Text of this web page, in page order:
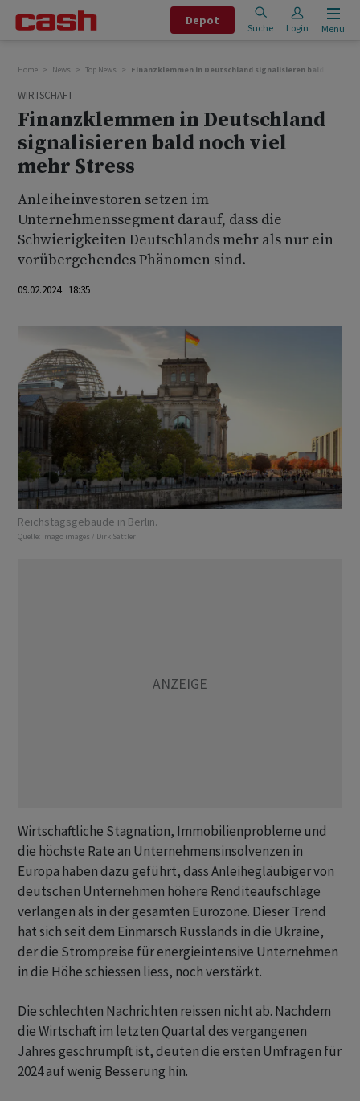
Depot
Suche Login Menu
Home News Top News Finanzklemmen in Deutschland signalisieren bald noch
WIRTSCHAFT
Finanzklemmen in Deutschland
signalisieren bald noch viel
mehr Stress
Anleiheinvestoren setzen im
Unternehmenssegment darauf, dass die
Schwierigkeiten Deutschlands mehr als nur ein
vorübergehendes Phänomen sind.
09.02.2024 18:35
Reichstagsgebäude in Berlin.
Quelle: imago images / Dirk Sattler
Wirtschaftliche Stagnation, Immobilienprobleme und
die höchste Rate an Unternehmensinsolvenzen in
Europa haben dazu geführt, dass Anleihegläubiger von
deutschen Unternehmen höhere Renditeaufschläge
verlangen als in der gesamten Eurozone. Dieser Trend
hat sich seit dem Einmarsch Russlands in die Ukraine,
der die Strompreise für energieintensive Unternehmen
in die Höhe schiessen liess, noch verstärkt.
Die schlechten Nachrichten reissen nicht ab. Nachdem
die Wirtschaft im letzten Quartal des vergangenen
Jahres geschrumpft ist, deuten die ersten Umfragen für
2024 auf wenig Besserung hin.